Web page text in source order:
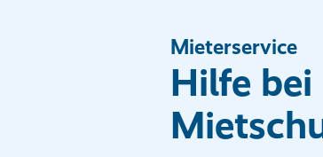
Mieterservice
Hilfe bei